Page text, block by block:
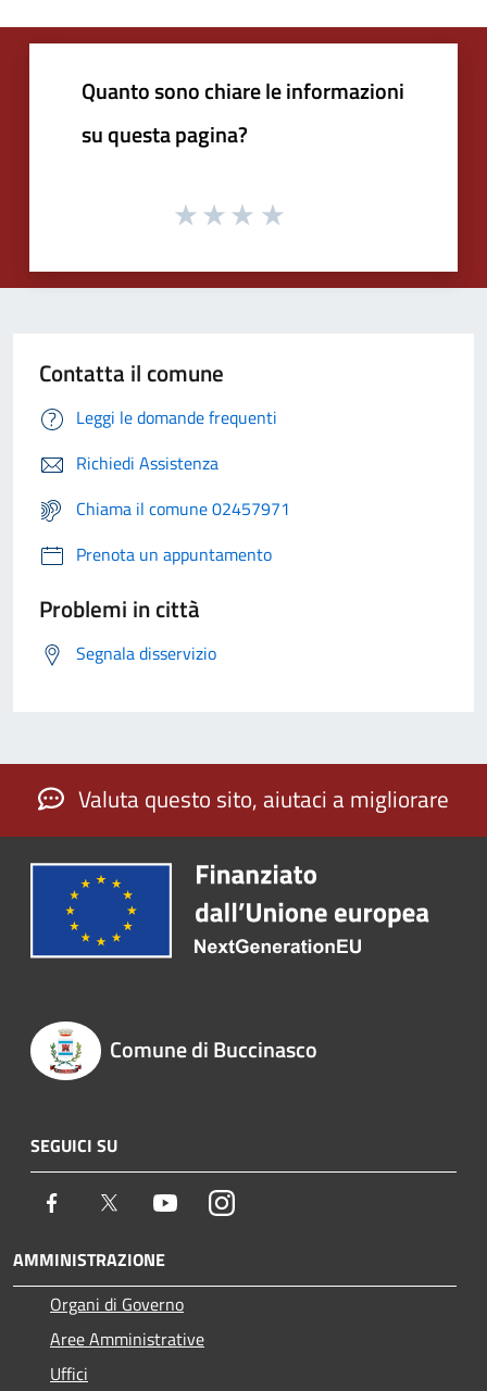
Quanto sono chiare le informazioni
su questa pagina?
Contatta il comune
Leggi le domande frequenti
Richiedi Assistenza
Chiama il comune 02457971
Prenota un appuntamento
Problemi in città
Segnala disservizio
Valuta questo sito, aiutaci a migliorare
Comune di Buccinasco
SEGUICI SU
Facebook Twitter YoutubeInstagram
AMMINISTRAZIONE
Organi di Governo
Aree Amministrative
Uffici